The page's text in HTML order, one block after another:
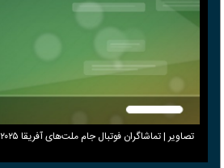
تصاویر | تماشاگران فوتبال جام ملت‌های آفریقا ۲۰۲۵